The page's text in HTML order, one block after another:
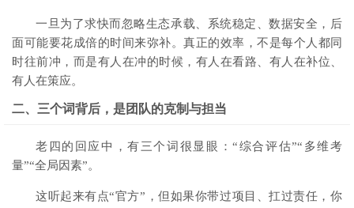
一旦为了求快而忽略生态承载、系统稳定、数据安全，后
面可能要花成倍的时间来弥补。真正的效率，不是每个人都同
时往前冲，而是有人在冲的时候，有人在看路、有人在补位、
有人在策应。
二、三个词背后，是团队的克制与担当
老四的回应中，有三个词很显眼：“综合评估”“多维考
量”“全局因素”。
这听起来有点“官方”，但如果你带过项目、扛过责任，你